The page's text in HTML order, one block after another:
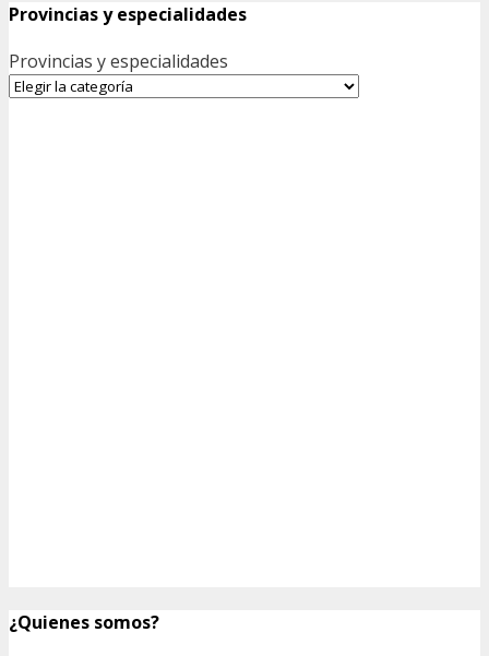
Provincias y especialidades
Provincias y especialidades
¿Quienes somos?